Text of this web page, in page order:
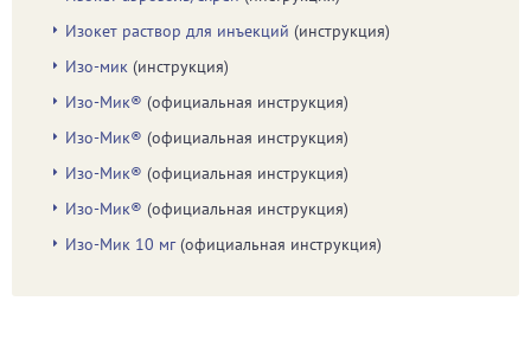
Изокет раствор для инъекций (инструкция)
Изо-мик (инструкция)
Изо-Мик® (официальная инструкция)
Изо-Мик® (официальная инструкция)
Изо-Мик® (официальная инструкция)
Изо-Мик® (официальная инструкция)
Изо-Мик 10 мг(официальная инструкция)